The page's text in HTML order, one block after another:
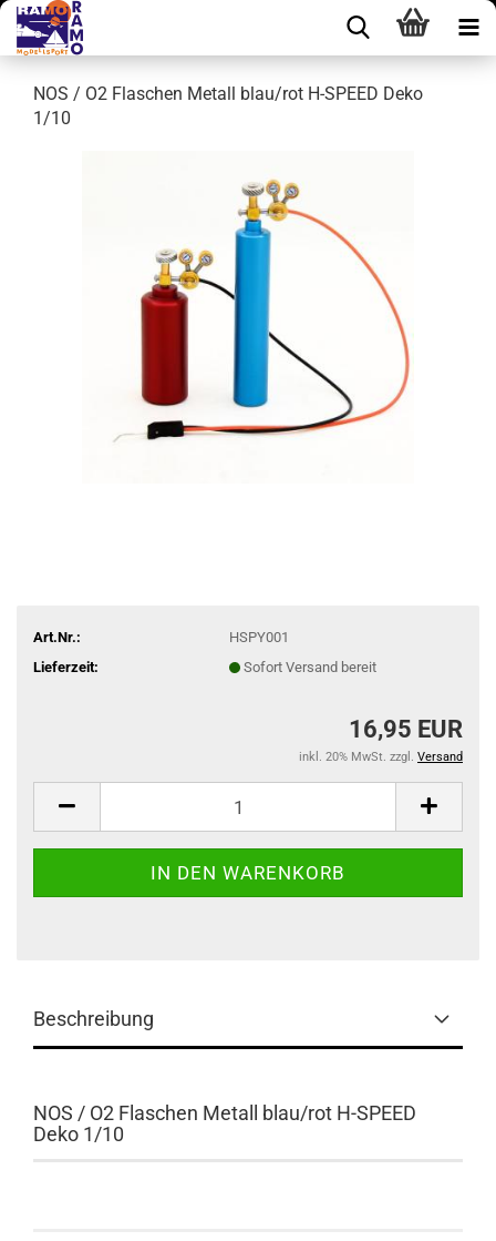
NOS / O2 Flaschen Metall blau/rot H-SPEED Deko
1/10
Art.Nr.:
HSPY001
Lieferzeit:
Sofort Versand bereit
16,95 EUR
inkl. 20% MwSt. zzgl. Versand
Beschreibung
NOS / O2 Flaschen Metall blau/rot H-SPEED
Deko 1/10